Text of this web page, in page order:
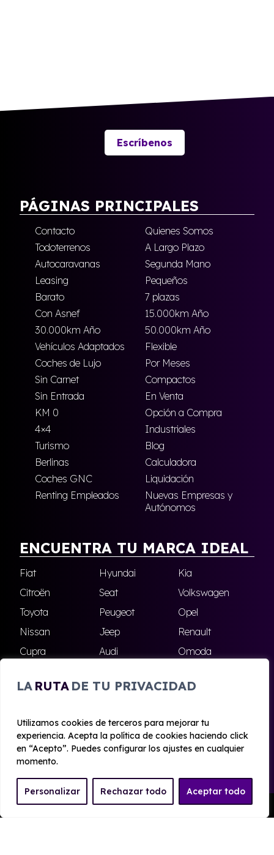
LA RUTA DE TU PRIVACIDAD
Utilizamos cookies de terceros para mejorar tu
experiencia. Acepta la política de cookies haciendo click
en “Acepto”. Puedes configurar los ajustes en cualquier
momento.
Personalizar Rechazar todo Aceptar todo
Escríbenos
PÁGINAS PRINCIPALES
Contacto
Quienes Somos
Todoterrenos
A Largo Plazo
Autocaravanas
Segunda Mano
Leasing
Pequeños
Barato
7 plazas
Con Asnef
15.000km Año
30.000km Año
50.000km Año
Vehículos Adaptados
Flexible
Coches de Lujo
Por Meses
Sin Carnet
Compactos
Sin Entrada
En Venta
KM 0
Opción a Compra
4×4
Industriales
Turismo
Blog
Berlinas
Calculadora
Coches GNC
Liquidación
Renting Empleados
Nuevas Empresas y
Autónomos
ENCUENTRA TU MARCA IDEAL
Fiat Hyundai
Kia
Citroën
Seat
Volkswagen
Toyota
Peugeot
Opel
Nissan
Jeep
Renault
Cupra
Audi
Omoda
Skoda
Ford Todas las marcas
© 2020 - 2026 Alhambra Renting
Aviso legal y Privacidad
Pedir Presupuesto